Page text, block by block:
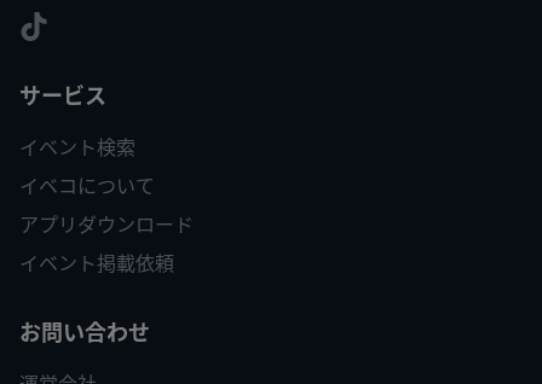
サービス
イベント検索
イベコについて
アプリダウンロード
イベント掲載依頼
お問い合わせ